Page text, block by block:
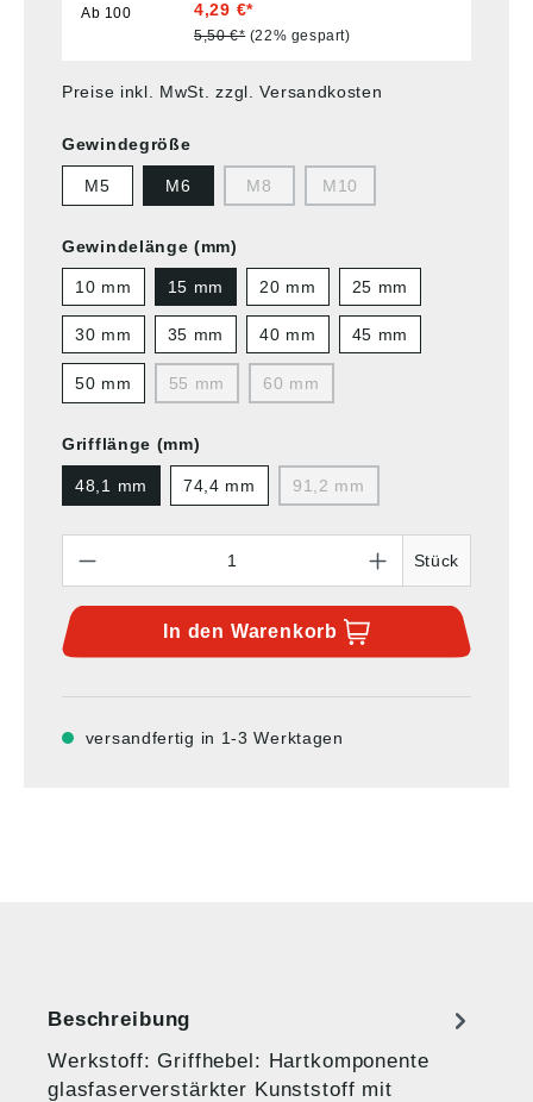
Ab 100 4,29 €*
5,50 €* (22% gespart)
Preise inkl. MwSt. zzgl. Versandkosten
Gewindegröße
M5 M6 M8 M10
Gewindelänge (mm)
10 mm 15 mm 20 mm 25 mm
30 mm 35 mm 40 mm 45 mm
50 mm 55 mm 60 mm
Grifflänge (mm)
48,1 mm 74,4 mm 91,2 mm
Stück
In den Warenkorb
versandfertig in 1-3 Werktagen
Beschreibung
Werkstoff: Griffhebel: Hartkomponente
glasfaserverstärkter Kunststoff mit